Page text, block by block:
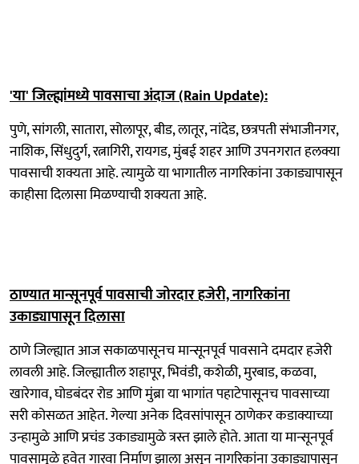
'या' जिल्ह्यांमध्ये पावसाचा अंदाज (Rain Update):
पुणे, सांगली, सातारा, सोलापूर, बीड, लातूर, नांदेड, छत्रपती संभाजीनगर,
नाशिक, सिंधुदुर्ग, रत्नागिरी, रायगड, मुंबई शहर आणि उपनगरात हलक्या
पावसाची शक्यता आहे. त्यामुळे या भागातील नागरिकांना उकाड्यापासून
काहीसा दिलासा मिळण्याची शक्यता आहे.
ठाण्यात मान्सूनपूर्व पावसाची जोरदार हजेरी, नागरिकांना
उकाड्यापासून दिलासा
ठाणे जिल्ह्यात आज सकाळपासूनच मान्सूनपूर्व पावसाने दमदार हजेरी
लावली आहे. जिल्ह्यातील शहापूर, भिवंडी, कशेळी, मुरबाड, कळवा,
खारेगाव, घोडबंदर रोड आणि मुंब्रा या भागांत पहाटेपासूनच पावसाच्या
सरी कोसळत आहेत. गेल्या अनेक दिवसांपासून ठाणेकर कडाक्याच्या
उन्हामुळे आणि प्रचंड उकाड्यामुळे त्रस्त झाले होते. आता या मान्सूनपूर्व
पावसामुळे हवेत गारवा निर्माण झाला असून नागरिकांना उकाड्यापासून